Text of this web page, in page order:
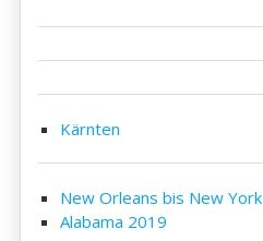
Kärnten
New Orleans bis New York
Alabama 2019